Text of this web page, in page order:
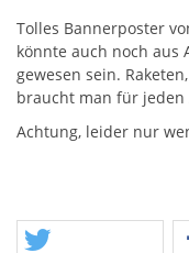
Tolles Bannerposter
könnte auch noch aus
gewesen sein.
braucht man für jeden
Achtung, leider nur